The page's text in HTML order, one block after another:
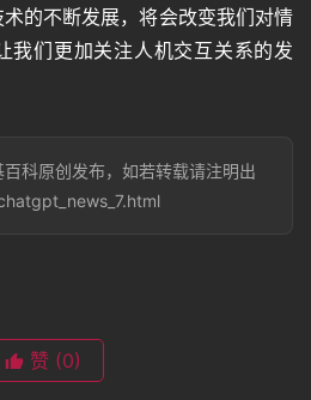
的不断发展，将会改变我们对情
我们更加关注人机交互关系的发
科原创发布，如若转载请注明出
赞 (0)